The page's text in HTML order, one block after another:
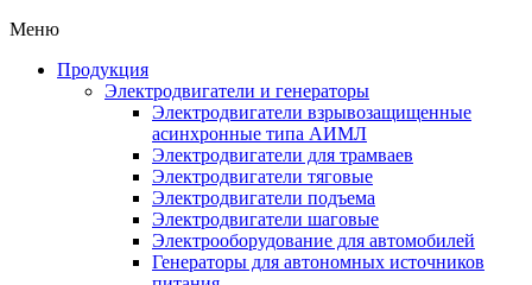
Меню
Продукция
Электродвигатели и генераторы
Электродвигатели взрывозащищенные
асинхронные типа АИМЛ
Электродвигатели для трамваев
Электродвигатели тяговые
Электродвигатели подъема
Электродвигатели шаговые
Электрооборудование для автомобилей
Генераторы для автономных источников